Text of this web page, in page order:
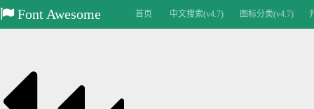
Font Awesome 首页 中文搜索(v4.7) 图标分类(v4.7)